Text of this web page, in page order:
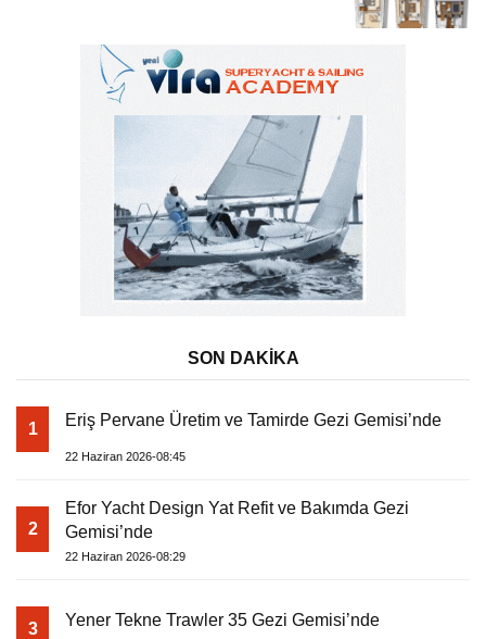
SON DAKİKA
1 Eriş Pervane Üretim ve Tamirde Gezi Gemisi’nde
22 Haziran 2026-08:45
2
Efor Yacht Design Yat Refit ve Bakımda Gezi
Gemisi’nde
22 Haziran 2026-08:29
3 Yener Tekne Trawler 35 Gezi Gemisi’nde